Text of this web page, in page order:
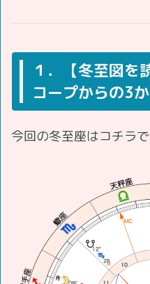
１．【冬至図を
コープからの3
今回の冬至座はコチラで